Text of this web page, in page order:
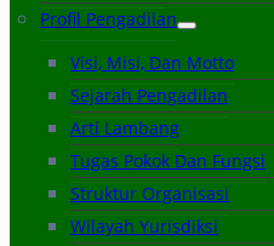
Profil Pengadilan
Visi, Misi, Dan Motto
Sejarah Pengadilan
Arti Lambang
Tugas Pokok Dan Fungsi
Struktur Organisasi
Wilayah Yurisdiksi